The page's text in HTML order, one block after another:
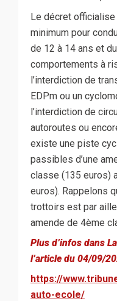
Le décret officialise
minimum pour
de 12 à 14 ans et
comportements à
l’interdiction de
EDPm ou un
l’interdiction de
autoroutes ou
existe une piste
passibles d’une
classe (135 euros)
euros). Rappelons
trottoirs est par
amende de 4ème
Plus d’infos dans
l’article du 04/09/
https://
auto-ecole/